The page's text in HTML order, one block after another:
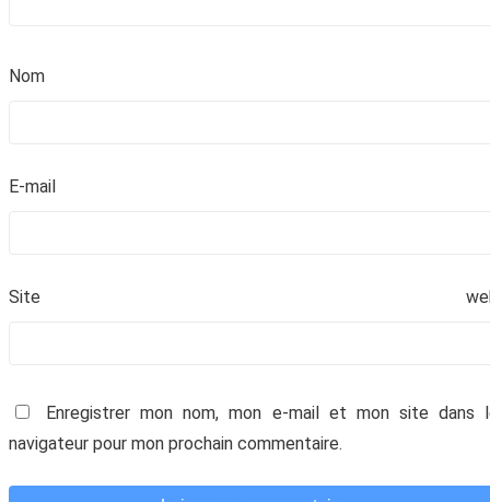
Nom
E-mail
Site
Enregistrer mon nom, mon e-mail et mon site dans
navigateur pour mon prochain commentaire.